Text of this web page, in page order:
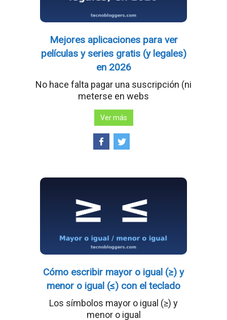
Mejores aplicaciones para ver
películas y series gratis (y legales)
en 2026
No hace falta pagar una suscripción (ni
meterse en webs
Ver más
Cómo escribir mayor o igual (≥) y
menor o igual (≤) con el teclado
Los símbolos mayor o igual (≥) y
menor o igual